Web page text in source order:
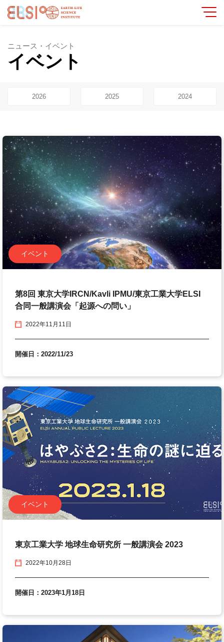
ニュース・イベント
イベント
2026 2025 2024
イベント
第8回 東京大学IRCN/Kavli IPMU/東京工業大学ELSI
合同一般講演会「起源への問い」
2022年11月11日
開催日：2022/11/23
イベント
東京工業大学 地球生命研究所 一般講演会 2023
2022年10月28日
開催日：2023年1月18日